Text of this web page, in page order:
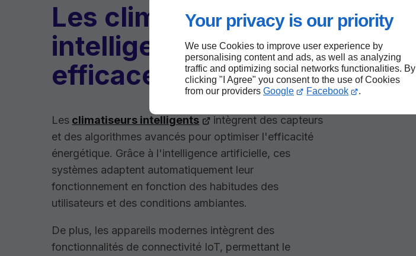
Your privacy is our priority
We use Cookies to improve user experience by
personalising content and ads, as well as analyzing
traffic and optimizing social networks functionalities. By
clicking "I Agree" you consent to the use of Cookies
from our providers Google Facebook .
Les climatiseurs
intelligents et
efficaces
Les climatiseurs intelligents
intègrent des capteurs
et des algorithmes avancés pour optimiser l'efficacité
énergétique. Grâce à l'intelligence artificielle, ces
systèmes adaptent automatiquement leur
fonctionnement en fonction des habitudes des
utilisateurs et des conditions ambiantes.
De plus, les appareils modernes intègrent des
fonctionnalités de connectivité IoT, permettant le